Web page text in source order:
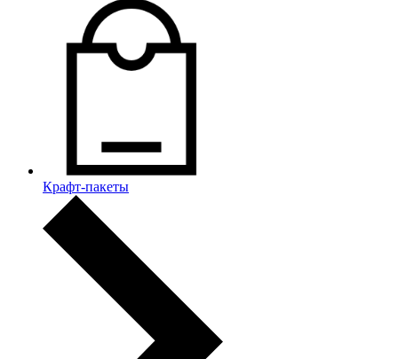
Крафт-пакеты